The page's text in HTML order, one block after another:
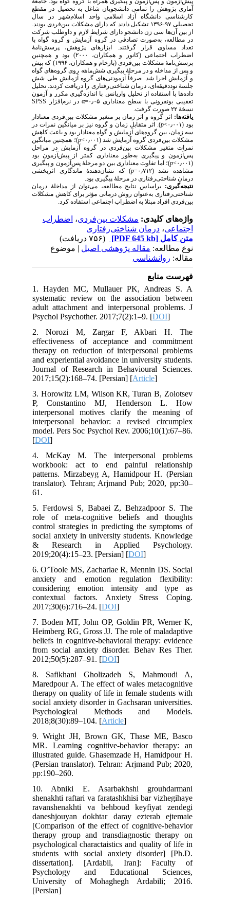
آماری پژوهش را تمامی دانشجویان شاغل به تحصیل در مقطع
کارشناسی دانشگاه آزاد اسلامی واحد اسلام‌شهر در سال
تحصیلی ۹۷-۱۳۹۶ تشکیل دادند که دارای مشکلات بین‌فردی بودند.
از بین آن‌ها سی زن دانشجو دارای شرایط لازم و داوطلب شرکت
در مطالعه، به‌صورت تصادفی در گروه آزمایش و گروه گواه با
تعداد مساوی قرار گرفتند. ابزارهای پژوهش، پرسش‌نامهٔ
اضطراب اجتماعی (کانور و همکاران، ۲۰۰۰) بود و همچنین
پرسش‌نامهٔ مشکلات بین‌فردی (بارخام و همکاران، ۱۹۹۶) که پیش
و پس از مداخله و در مرحلهٔ پیگیری شش‌ماهه روی گروه‌های گواه
و آزمایش اجرا شد. صرفاً آزمودنی‌های گروه آزمایش طی شش
جلسهٔ نوددقیقه‌ای، درمان شناختی‌رفتاری را دریافت کردند. تحلیل
داده‌ها با استفاده از تحلیل واریانس با اندازه‌گیری مکرر و آزمون
تعقیبی بونفرونی با سطح معناداری ۰٫۰۵=
αدر نرم‌افزارS
SPS
نسخهٔ ۲۲ صورت گرفت.
یافته‌ها:اثر گروه و اثر زمان بر متغیر مشکلات بین‌فردی معنادار
بود (۰٫۰۰۱>
p). اثر متقابل زمان و گروه نیز بر میانگین نمرات در
سه زمان، بین گروه‌های آزمایش و گواه معنادار بود و باعث کاهش
مشکلات بین‌فردی گروه آزمایش‌ شد (۰٫۰۰۱>
p)؛ همچنین میانگین
نمرات متغیر مشکلات بین‌فردی در گروه آزمایش در مراحل
پس‌آزمون و پیگیری به‌طور معناداری کمتر از پیش‌آزمون بود
p)؛ اما تفاوت معناداری بین دو مرحلهٔ پس‌آزمون و پیگیری
مشاهده نشد (۰٫۷۱۲=
p) که نشان‌دهندۀ ماندگاری اثربخشی
درمان شناختی‌رفتاری در مرحلهٔ پیگیری بود.
نتیجه‌گیری:براساس نتایج مطالعه، می‌توان از مداخلهٔ درمان
شناختی‌رفتاری به‌عنوان روش درمانی مؤثر برای کاهش مشکلات
بین‌فردی افراد مبتلا به اضطراب اجتماعی استفاده کرد.
واژه‌های کلیدی:مشکلات بین‌فردی،اضطراب
اجتماعی،درمان شناختی‌رفتاری
متن کامل[PDF 645 kb]
نوع مطالعه:مقاله پژوهشی اصیل| موضوع
مقاله:روانشناسی
فهرست منابع
1. Hayden MC, Mullauer PK, Andreas S. A
systematic review on the association between
adult attachment and interpersonal problems. J
Psychol Psychother. 2017;7(2):1–9. [DOI
2. Norozi M, Zargar F, Akbari H. The
effectiveness of acceptance and commitment
therapy on reduction of interpersonal problems
and experiential avoidance in university students.
Journal of Research in Behavioural Sciences.
2017;15(2):168–74. [Persian] [Article
3. Horowitz LM, Wilson KR, Turan B, Zolotsev
P, Constantino MJ, Henderson L. How
interpersonal motives clarify the meaning of
interpersonal behavior: a revised circumplex
model. Pers Soc Psychol Rev. 2006;10(1):67–86.
[DOI
4. McKay M. The interpersonal problems
workbook: act to end painful relationship
patterns. Mirzabeyg A, Hamidpour H. (Persian
translator). Tehran; Arjmand Pub; 2020, pp:30–
61.
5. Ferdowsi S, Babaei Z, Behzadpoor S. The
role of meta-cognitive beliefs and thoughts
control strategies in predicting the symptoms of
social anxiety in university students. Knowledge
& Research in Applied Psychology.
2019;20(4):15–23. [Persian] [DOI
6. O’Toole MS, Zachariae R, Mennin DS. Social
anxiety and emotion regulation flexibility:
considering emotion intensity and type as
contextual factors. Anxiety Stress Coping.
2017;30(6):716–24. [DOI
7. Boden MT, John OP, Goldin PR, Werner K,
Heimberg RG, Gross JJ. The role of maladaptive
beliefs in cognitive-behavioral therapy: evidence
from social anxiety disorder. Behav Res Ther.
2012;50(5):287–91. [DOI
8. Safikhani Gholizadeh S, Mahmoudi A,
Maredpour A. The effect of wales metacognitive
therapy on quality of life in female students with
social anxiety disorder in Gachsaran universities.
Psychological Methods and Models.
2018;8(30):89–104. [Article
9. Wright JH, Brown GK, Thase ME, Basco
MR. Learning cognitive-behavior therapy: an
illustrated guide. Ghasemzade H, Hamidpour H.
(Persian translator). Tehran: Arjmand Pub; 2020,
pp:190–260.
10. Abniki E. Asarbakhshi grouhdarmani
shenakhti raftari va faratashkhisi bar vizhegihaye
ravanshenakhti va behboud keyfiyat zendegi
daneshjouyan dokhtar daray ezterab ejtemaie
[Comparison of the effect of cognitive-behavior
therapy group and transdiagnostic therapy on
psychological charactaistics and quality of life in
students with social anxiety disorder] [Ph.D.
dissertation]. [Ardabil, Iran]: Faculty of
Psychology and Educational Sciences,
University of Mohaghegh Ardabili; 2016.
[Persian]